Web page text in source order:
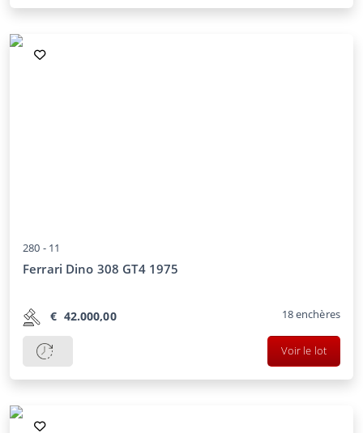
280 - 11
Ferrari Dino 308 GT4 1975
€ 42.000,00 18enchères
Voir le lot